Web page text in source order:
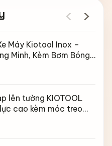
‹ ›
Máy Kiotool Inox –
Minh, Kèm Bơm Bóng,
lên tường KIOTOOL
cao kèm móc treo